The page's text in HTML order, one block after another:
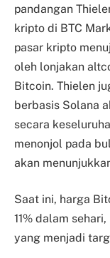
pandangan
kripto di BTC
pasar kripto
oleh lonjakan
Bitcoin. Thielen
berbasis Solana
secara
menonjol pada
akan
Saat ini, harga
11% dalam
yang menjadi